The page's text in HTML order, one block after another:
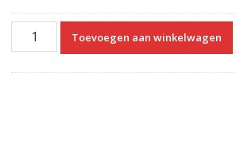
Originele
Toevoegen aan winkelwagen